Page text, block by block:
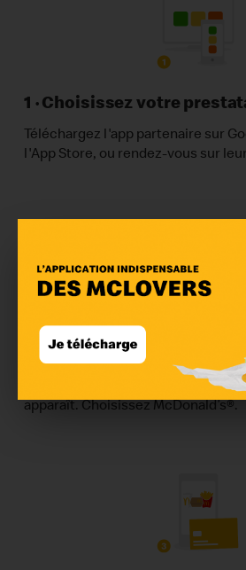
1 · Choisissez votre
Téléchargez l'app partenaire sur
l'App Store, ou rendez-vous sur
2 · Sélectionnez McDonald's
Entrez votre adresse pour vérifier
service près de chez vous. Une
apparaît. Choisissez McDonald’s®.